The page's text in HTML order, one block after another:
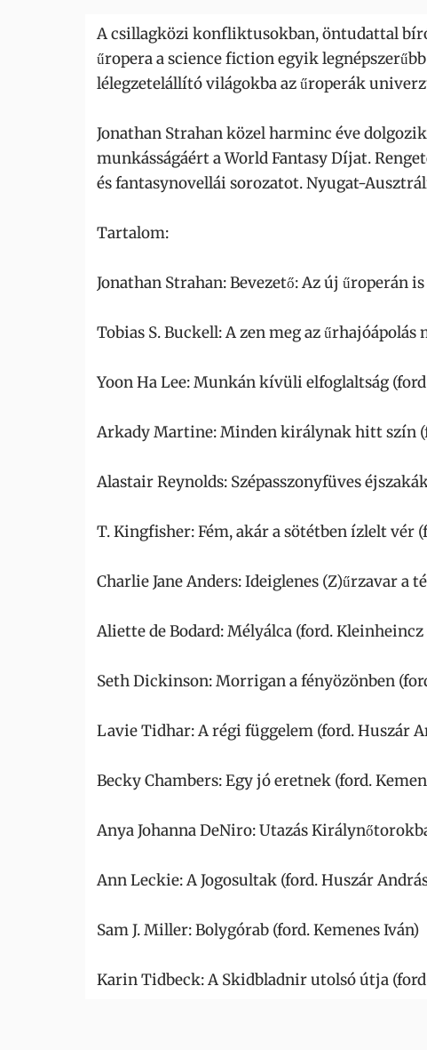
A csillagközi konfliktusokban, öntudattal
űropera a science fiction egyik
lélegzetelállító világokba az űroperák
Jonathan Strahan közel harminc éve
munkásságáért a World Fantasy Díjat.
és fantasynovellái sorozatot. Nyugat-
Tartalom:
Jonathan Strahan: Bevezető: Az új űroperán
Tobias S. Buckell: A zen meg az űrhajóápolás
Yoon Ha Lee: Munkán kívüli elfoglaltság
Arkady Martine: Minden királynak hitt szín
Alastair Reynolds: Szépasszonyfüves
T. Kingfisher: Fém, akár a sötétben ízlelt vér
Charlie Jane Anders: Ideiglenes (Z)űrzavar a
Aliette de Bodard: Mélyálca (ford. Kleinheincz
Seth Dickinson: Morrigan a fényözönben
Lavie Tidhar: A régi függelem (ford. Huszár
Becky Chambers: Egy jó eretnek (ford.
Anya Johanna DeNiro: Utazás
Ann Leckie: A Jogosultak (ford. Huszár
Sam J. Miller: Bolygórab (ford. Kemenes Iván)
Karin Tidbeck: A Skidbladnir utolsó útja